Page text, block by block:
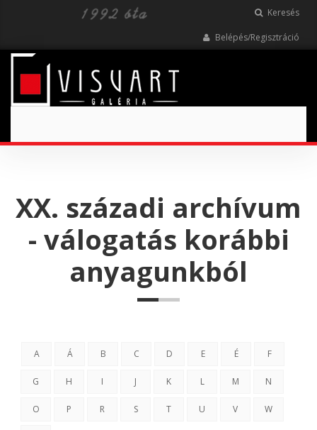
Keresés
Belépés/Regisztráció
XX. századi archívum
- válogatás korábbi
anyagunkból
A Á B C D E É F
G H I J K L M N
O P R S T U V W